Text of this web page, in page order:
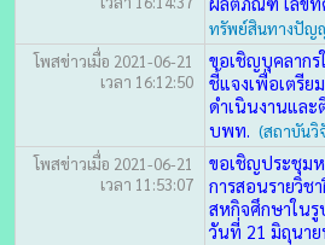
ทรัพย์สินทางปัญ
โพสข่าวเมื่อ 2021-06-21
เวลา 16:12:50
ขอเชิญบุคลากร
ชี้แจงเพื่อเตรีย
ดำเนินงานแล
บพท. (สถาบัน
โพสข่าวเมื่อ 2021-06-21
เวลา 11:53:07
ขอเชิญประชุมห
การสอนรายวิช
สหกิจศึกษาใน
วันที่ 21 มิถุนา